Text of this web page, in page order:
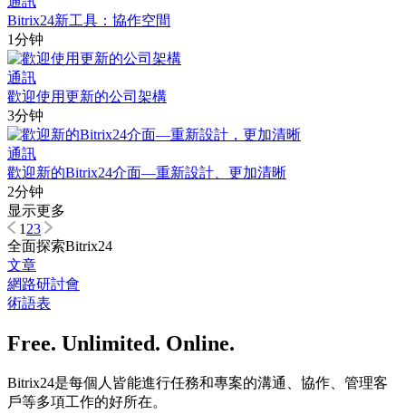
Bitrix24新工具：協作空間
1分钟
通訊
歡迎使用更新的公司架構
3分钟
通訊
歡迎新的Bitrix24介面—重新設計、更加清晰
2分钟
显示更多
123
全面探索Bitrix24
文章
網路研討會
術語表
Free. Unlimited. Online.
Bitrix24是每個人皆能進行任務和專案的溝通、協作、管理客
戶等多項工作的好所在。